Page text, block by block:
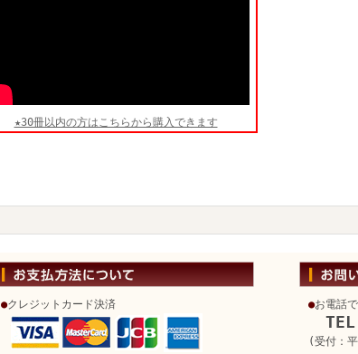
★30冊以内の方はこちらから購入できます
●クレジットカード決済 ●お電話
(受付：